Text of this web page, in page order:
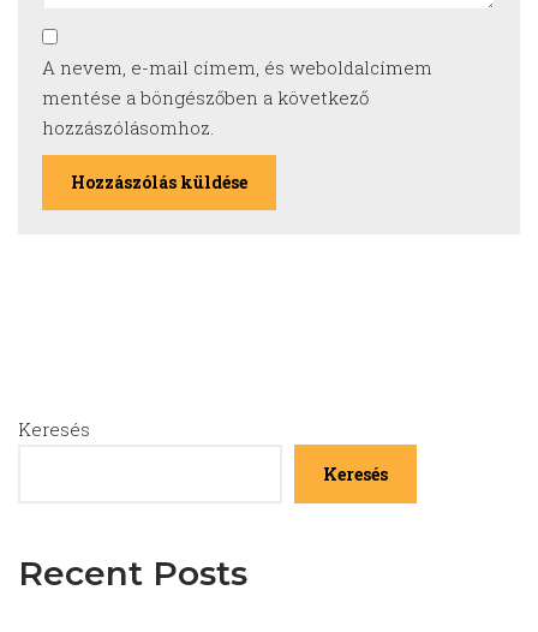
A nevem, e-mail címem, és weboldalcímem
mentése a böngészőben a következő
hozzászólásomhoz.
Keresés
Keresés
Recent Posts